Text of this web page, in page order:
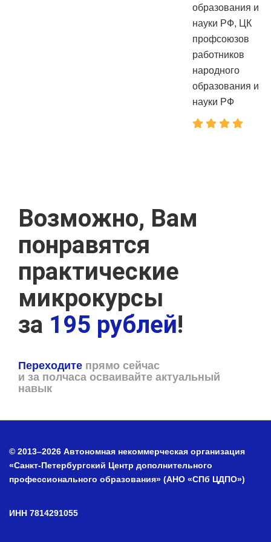
образования и
науки РФ, ЦК
профсоюзов
работников
народного
образования и
науки РФ
Возможно, Вам
понравятся
практические
микрокурсы
за 195 рублей!
Переходите прямо сейчас
и за полчаса осваивайте актуальный
навык
© 2013–2026 Автономная некоммерческая организация
«Санкт-Петербургский Центр дополнительного
профессионального образования» (АНО «СПб ЦДПО»)
ИНН 7814291055